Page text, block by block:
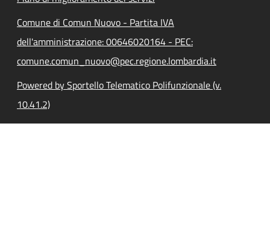
Comune di Comun Nuovo - Partita IVA
dell'amministrazione: 00646020164 - PEC:
comune.comun_nuovo@pec.regione.lombardia.it
Powered by Sportello Telematico Polifunzionale (v.
10.41.2)